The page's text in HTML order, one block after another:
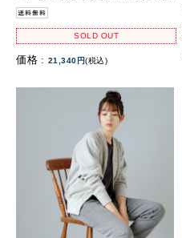
SOLD OUT
価格 : 21,340円(税込)